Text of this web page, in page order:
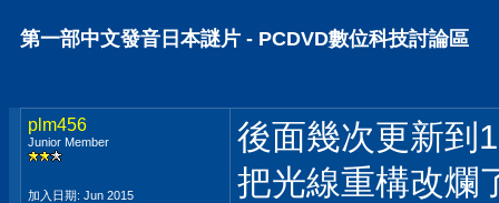
第一部中文發音日本謎片 - PCDVD數位科技討論區
plm456
Junior Member
加入日期: Jun 2015
後面幾次更新到
把光線重構改爛